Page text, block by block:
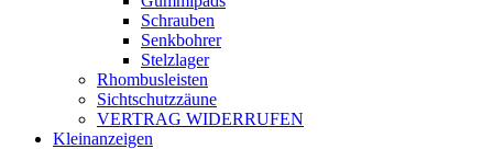
Schrauben
Senkbohrer
Stelzlager
Rhombusleisten
Sichtschutzzäune
VERTRAG WIDERRUFEN
Kleinanzeigen